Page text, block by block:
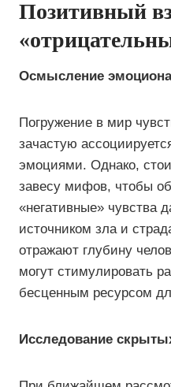
Позитивный
Осмысление
Погружение в мир
зачастую
эмоциями. Однако,
завесу мифов, чтобы
«негативные» чувства
источником зла и
отражают глубину
могут стимулировать
бесценным ресурсом
Исследование